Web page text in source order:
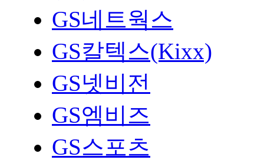
GS네트웍스
GS칼텍스(Kixx)
GS넷비전
GS엠비즈
GS스포츠